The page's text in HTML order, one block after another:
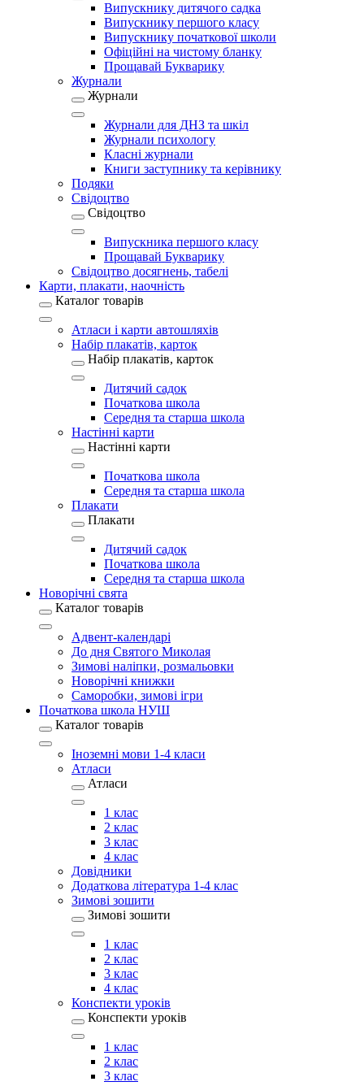
Випускнику дитячого садка
Випускнику першого класу
Випускнику початкової школи
Офіційні на чистому бланку
Прощавай Букварику
Журнали
Журнали
Журнали для ДНЗ та шкіл
Журнали психологу
Класні журнали
Книги заступнику та керівнику
Подяки
Свідоцтво
Свідоцтво
Випускника першого класу
Прощавай Букварику
Свідоцтво досягнень, табелі
Карти, плакати, наочність
Каталог товарів
Атласи і карти автошляхів
Набір плакатів, карток
Набір плакатів, карток
Дитячий садок
Початкова школа
Середня та старша школа
Настінні карти
Настінні карти
Початкова школа
Середня та старша школа
Плакати
Плакати
Дитячий садок
Початкова школа
Середня та старша школа
Новорічні свята
Каталог товарів
Адвент-календарі
До дня Святого Миколая
Зимові наліпки, розмальовки
Новорічні книжки
Саморобки, зимові ігри
Початкова школа НУШ
Каталог товарів
Іноземні мови 1-4 класи
Атласи
Атласи
1 клас
2 клас
3 клас
4 клас
Довідники
Додаткова література 1-4 клас
Зимові зошити
Зимові зошити
1 клас
2 клас
3 клас
4 клас
Конспекти уроків
Конспекти уроків
1 клас
2 клас
3 клас